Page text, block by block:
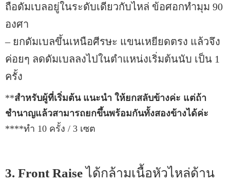
ถือดัมเบลอยู่ในระดับเดียวกับไหล่ ข้อศอกทำมุม 90
องศา
– ยกดัมเบลขึ้นเหนือศีรษะ แขนเหยียดตรง แล้วจึง
ค่อยๆ ลดดัมเบลลงไปในตำแหน่งเริ่มต้นนับ เป็น 1
ครั้ง
**สำหรับผู้ที่เริ่มต้น แนะนำ ให้ยกสลับข้างค่ะ แต่ถ้า
ชำนาญแล้วสามารถยกขึ้นพร้อมกันทั้งสองข้างได้ค่ะ
****ทำ 10 ครั้ง / 3 เซต
3. Front Raise ได้กล้ามเนื้อหัวไหล่ด้าน